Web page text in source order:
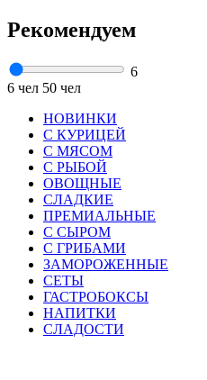
Рекомендуем
6
6 чел 50 чел
НОВИНКИ
С КУРИЦЕЙ
С МЯСОМ
С РЫБОЙ
ОВОЩНЫЕ
СЛАДКИЕ
ПРЕМИАЛЬНЫЕ
С СЫРОМ
С ГРИБАМИ
ЗАМОРОЖЕННЫЕ
СЕТЫ
ГАСТРОБОКСЫ
НАПИТКИ
СЛАДОСТИ